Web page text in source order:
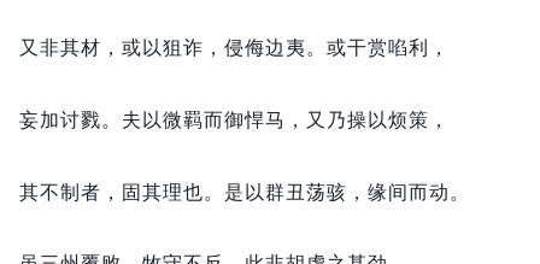
又非其材， 或以狙诈， 侵侮边夷。 或干赏啗利，
妄加讨戮。 夫以微羁而御悍马， 又乃操以烦策，
其不制者， 固其理也。 是以群丑荡骇， 缘间而动。